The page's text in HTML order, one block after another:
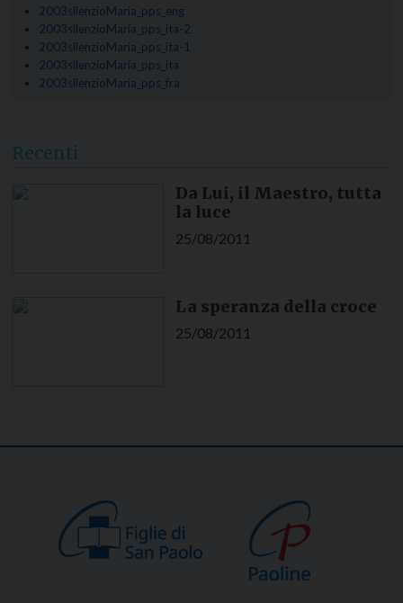
2003silenzioMaria_pps_eng
2003silenzioMaria_pps_ita-2
2003silenzioMaria_pps_ita-1
2003silenzioMaria_pps_ita
2003silenzioMaria_pps_fra
Recenti
Da Lui, il Maestro, tutta
la luce
25/08/2011
La speranza della croce
25/08/2011